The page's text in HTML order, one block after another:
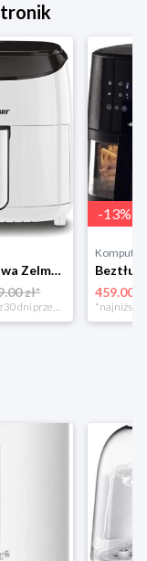
Beztłuszczowa Zelmer ZAF3551W biały
zł*
-13%
459.00 zł